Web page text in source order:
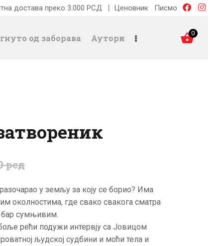
достава преко 3.000 РСД Ценовник Писмо
од заборава Аутори 0
рсд
у земљу за коју се борио? Има
околностима, где свако свакога сматра
бар сумњивим.
рећи подужи интервју са Јовицом
људској судбини и моћи тела и